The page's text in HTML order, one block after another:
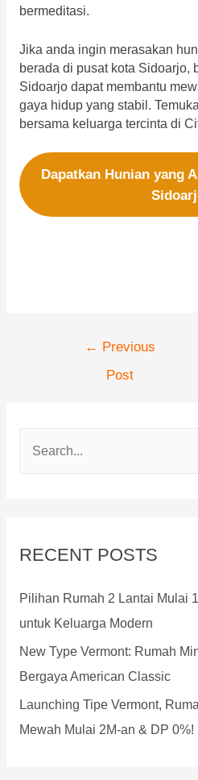
bermeditasi.
Jika anda ingin merasakan
berada di pusat kota Sidoarjo,
Sidoarjo dapat membantu
gaya hidup yang stabil.
bersama keluarga tercinta di
Dapatkan Hunian yang
← Previous
Post
RECENT POSTS
Pilihan Rumah 2 Lantai Mulai
untuk Keluarga Modern
New Type Vermont: Rumah
Bergaya American Classic
Launching Tipe Vermont,
Mewah Mulai 2M-an & DP 0%!